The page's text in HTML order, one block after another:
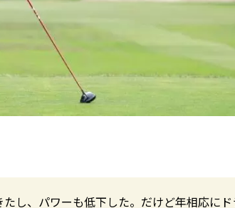
し、パワーも低下した。だけど年相応に